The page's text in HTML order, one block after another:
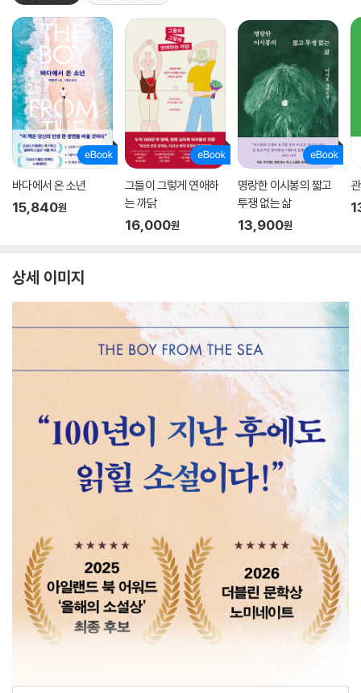
바다에서 온 소년
15,840원
그들이 그렇게 연애하
는 까닭
16,000원
명랑한 이시봉의 짧고
투쟁 없는 삶
13,900원
상세 이미지